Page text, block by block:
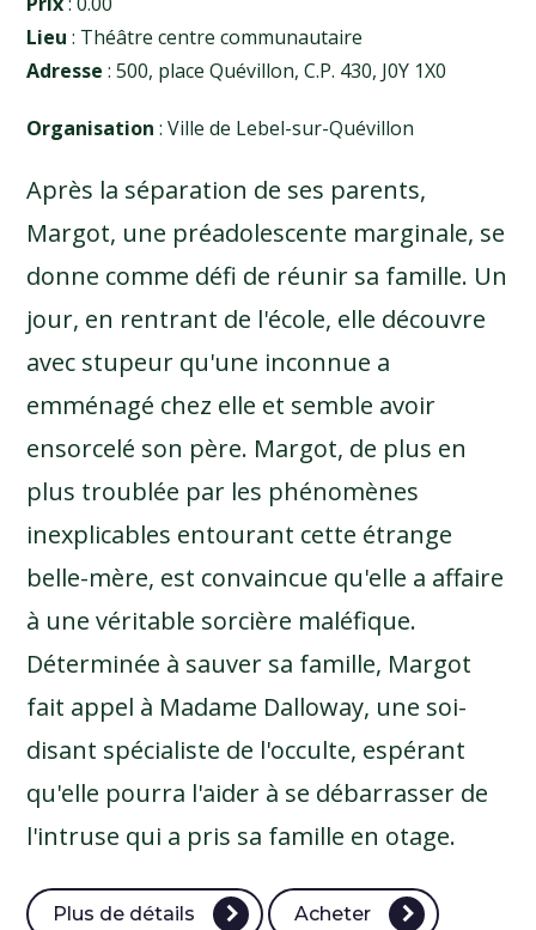
Lieu : Théâtre centre communautaire
Adresse : 500, place Quévillon, C.P. 430, J0Y 1X0
Organisation : Ville de Lebel-sur-Quévillon
Après la séparation de ses parents,
Margot, une préadolescente marginale, se
donne comme défi de réunir sa famille. Un
jour, en rentrant de l'école, elle découvre
avec stupeur qu'une inconnue a
emménagé chez elle et semble avoir
ensorcelé son père. Margot, de plus en
plus troublée par les phénomènes
inexplicables entourant cette étrange
belle-mère, est convaincue qu'elle a affaire
à une véritable sorcière maléfique.
Déterminée à sauver sa famille, Margot
fait appel à Madame Dalloway, une soi-
disant spécialiste de l'occulte, espérant
qu'elle pourra l'aider à se débarrasser de
l'intruse qui a pris sa famille en otage.
Plus de détails Acheter